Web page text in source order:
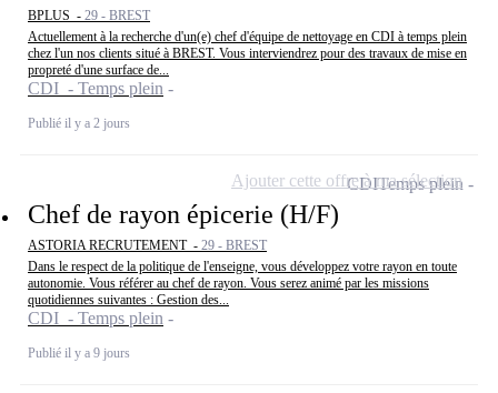
BPLUS - 29 - BREST
Actuellement à la recherche d'un(e) chef d'équipe de nettoyage en CDI à temps plein
chez l'un nos clients situé à BREST. Vous interviendrez pour des travaux de mise en
propreté d'une surface de...
CDI - Temps plein
Publié il y a 2 jours
Chef de rayon épicerie (H/F)
ASTORIA RECRUTEMENT - 29 - BREST
Dans le respect de la politique de l'enseigne, vous développez votre rayon en toute
autonomie. Vous référer au chef de rayon. Vous serez animé par les missions
quotidiennes suivantes : Gestion des...
CDI - Temps plein
Publié il y a 9 jours
CDITemps plein
Ajouter cette offre à ma sélection